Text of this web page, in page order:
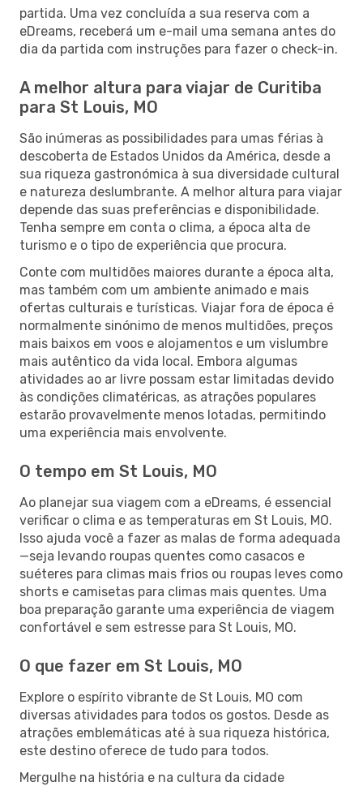
partida. Uma vez concluída a sua reserva com a
eDreams, receberá um e-mail uma semana antes do
dia da partida com instruções para fazer o check-in.
A melhor altura para viajar de Curitiba
para St Louis, MO
São inúmeras as possibilidades para umas férias à
descoberta de Estados Unidos da América, desde a
sua riqueza gastronómica à sua diversidade cultural
e natureza deslumbrante. A melhor altura para viajar
depende das suas preferências e disponibilidade.
Tenha sempre em conta o clima, a época alta de
turismo e o tipo de experiência que procura.
Conte com multidões maiores durante a época alta,
mas também com um ambiente animado e mais
ofertas culturais e turísticas. Viajar fora de época é
normalmente sinónimo de menos multidões, preços
mais baixos em voos e alojamentos e um vislumbre
mais autêntico da vida local. Embora algumas
atividades ao ar livre possam estar limitadas devido
às condições climatéricas, as atrações populares
estarão provavelmente menos lotadas, permitindo
uma experiência mais envolvente.
O tempo em St Louis, MO
Ao planejar sua viagem com a eDreams, é essencial
verificar o clima e as temperaturas em St Louis, MO.
Isso ajuda você a fazer as malas de forma adequada
—seja levando roupas quentes como casacos e
suéteres para climas mais frios ou roupas leves como
shorts e camisetas para climas mais quentes. Uma
boa preparação garante uma experiência de viagem
confortável e sem estresse para St Louis, MO.
O que fazer em St Louis, MO
Explore o espírito vibrante de St Louis, MO com
diversas atividades para todos os gostos. Desde as
atrações emblemáticas até à sua riqueza histórica,
este destino oferece de tudo para todos.
Mergulhe na história e na cultura da cidade